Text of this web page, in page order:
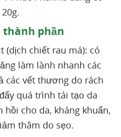
thành phần
(dịch chiết rau má): có
làm lành nhanh các
các vết thương do rách
quá trình tái tạo da
hồi cho da, kháng khuẩn,
thâm do sẹo.